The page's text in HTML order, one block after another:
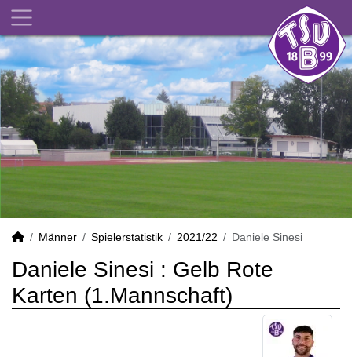
Männer Spielerstatistik 2021/22 Daniele Sinesi
Daniele Sinesi : Gelb Rote
Karten (1.Mannschaft)